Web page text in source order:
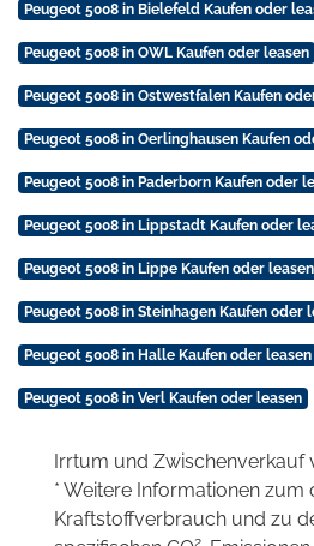
Peugeot 5008 in Bielefeld Kaufen oder
Peugeot 5008 in OWL Kaufen oder leasen
Peugeot 5008 in Ostwestfalen Kaufen
Peugeot 5008 in Oerlinghausen Kaufen
Peugeot 5008 in Paderborn Kaufen oder
Peugeot 5008 in Lippstadt Kaufen oder
Peugeot 5008 in Lippe Kaufen oder leasen
Peugeot 5008 in Steinhagen Kaufen oder
Peugeot 5008 in Halle Kaufen oder leasen
Peugeot 5008 in Verl Kaufen oder leasen
Irrtum und Zwischenverkauf
* Weitere Informationen zum
Kraftstoffverbrauch und zu
2